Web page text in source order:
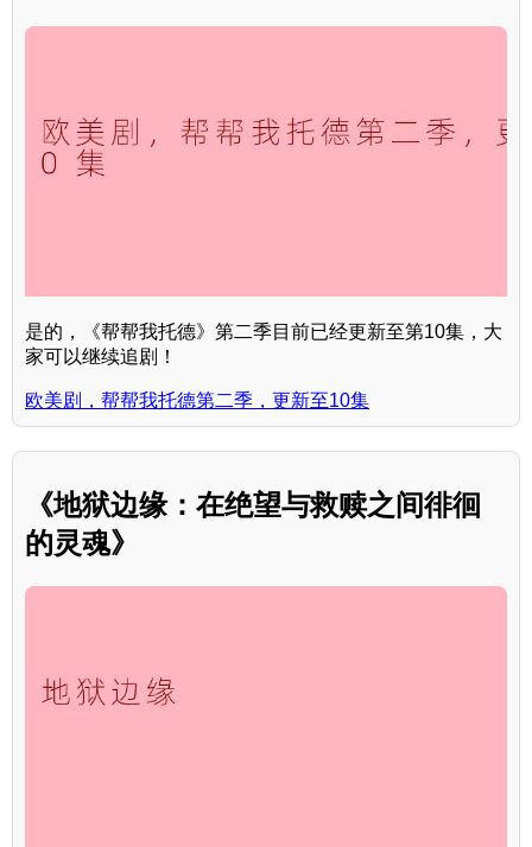
是的，《帮帮我托德》第二季目前已经更新至第10集，大
家可以继续追剧！
欧美剧，帮帮我托德第二季，更新至10集
《地狱边缘：在绝望与救赎之间徘徊
的灵魂》